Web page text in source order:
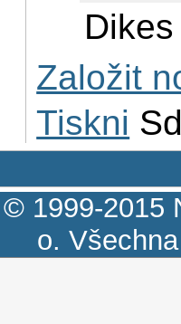
Založit
Tiskni
© 1999-2015
o.